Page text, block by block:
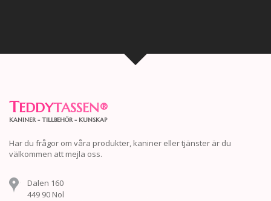
TEDDYTASSEN®
KANINER - TILLBEHÖR - KUNSKAP
Har du frågor om våra produkter, kaniner eller tjänster är du
välkommen att mejla oss.
Dalen 160
449 90 Nol